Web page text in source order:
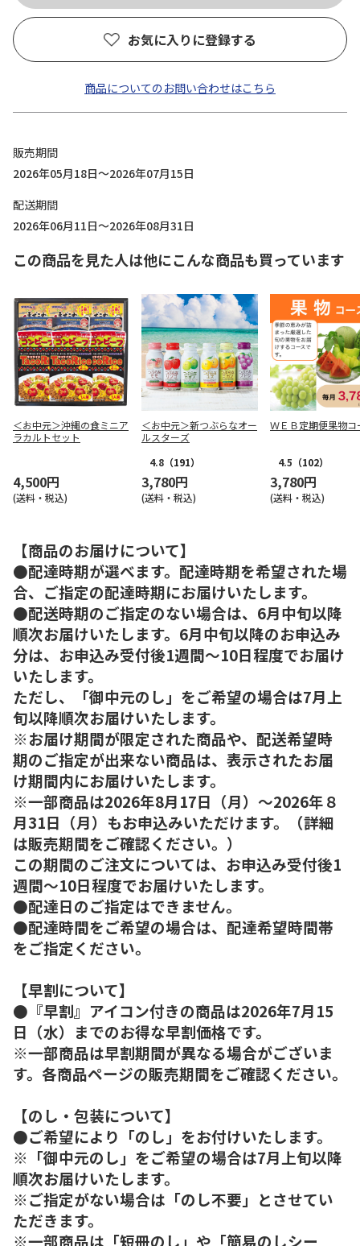
お気に入りに登録する
商品についてのお問い合わせはこちら
販売期間
2026年05月18日～2026年07月15日
配送期間
2026年06月11日～2026年08月31日
この商品を見た人は他にこんな商品も買っています
＜お中元＞沖縄の食ミニア
ラカルトセット
4,500円
(送料・税込)
＜お中元＞新つぶらなオー
ルスターズ
4.8 （191）
3,780円
(送料・税込)
ＷＥＢ定期便果物コ
4.5 （102）
3,780円
(送料・税込)
【商品のお届けについて】
●配達時期が選べます。配達時期を希望された場
合、ご指定の配達時期にお届けいたします。
●配送時期のご指定のない場合は、6月中旬以降
順次お届けいたします。6月中旬以降のお申込み
分は、お申込み受付後1週間～10日程度でお届け
いたします。
ただし、「御中元のし」をご希望の場合は7月上
旬以降順次お届けいたします。
※お届け期間が限定された商品や、配送希望時
期のご指定が出来ない商品は、表示されたお届
け期間内にお届けいたします。
※一部商品は2026年8月17日（月）～2026年８
月31日（月）もお申込みいただけます。（詳細
は販売期間をご確認ください。）
この期間のご注文については、お申込み受付後1
週間～10日程度でお届けいたします。
●配達日のご指定はできません。
●配達時間をご希望の場合は、配達希望時間帯
をご指定ください。
【早割について】
●『早割』アイコン付きの商品は2026年7月15
日（水）までのお得な早割価格です。
※一部商品は早割期間が異なる場合がございま
す。各商品ページの販売期間をご確認ください。
【のし・包装について】
●ご希望により「のし」をお付けいたします。
※「御中元のし」をご希望の場合は7月上旬以降
順次お届けいたします。
※ご指定がない場合は「のし不要」とさせてい
ただきます。
※一部商品は「短冊のし」や「簡易のしシー